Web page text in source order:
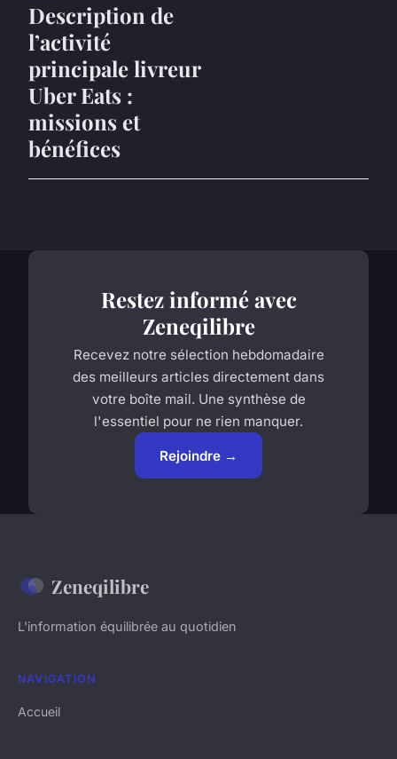
Description de
l’activité
principale livreur
Uber Eats :
missions et
bénéfices
Restez informé avec
Zeneqilibre
Recevez notre sélection hebdomadaire
des meilleurs articles directement dans
votre boîte mail. Une synthèse de
l'essentiel pour ne rien manquer.
Rejoindre →
Zeneqilibre
L'information équilibrée au quotidien
NAVIGATION
Accueil